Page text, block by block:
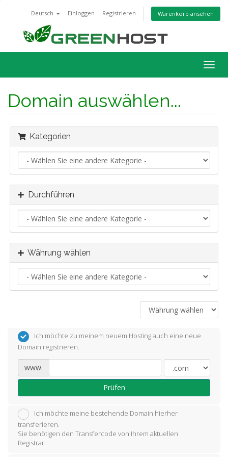
Deutsch Einloggen Registrieren Warenkorb ansehen
ein-/
Domain auswählen...
Kategorien
Durchführen
Währung wählen
Ich möchte zu meinem neuem Hosting auch eine neue
Domain registrieren.
www.
Prüfen
Ich möchte meine bestehende Domain hierher
transferieren.
Sie benötigen den Transfercode von Ihrem aktuellen
Registrar.